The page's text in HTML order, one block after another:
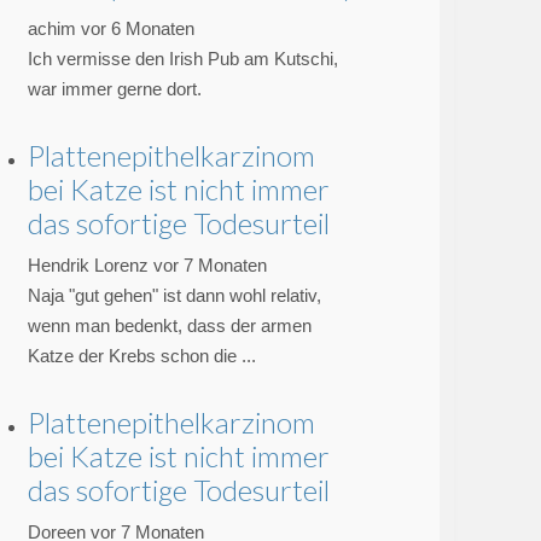
Solar Power Bank 26800mAh
achim vor 6 Monaten
Ich vermisse den Irish Pub am Kutschi,
war immer gerne dort.
Plattenepithelkarzinom
bei Katze ist nicht immer
das sofortige Todesurteil
Hendrik Lorenz vor 7 Monaten
Naja "gut gehen" ist dann wohl relativ,
wenn man bedenkt, dass der armen
Katze der Krebs schon die ...
Plattenepithelkarzinom
bei Katze ist nicht immer
das sofortige Todesurteil
Doreen vor 7 Monaten